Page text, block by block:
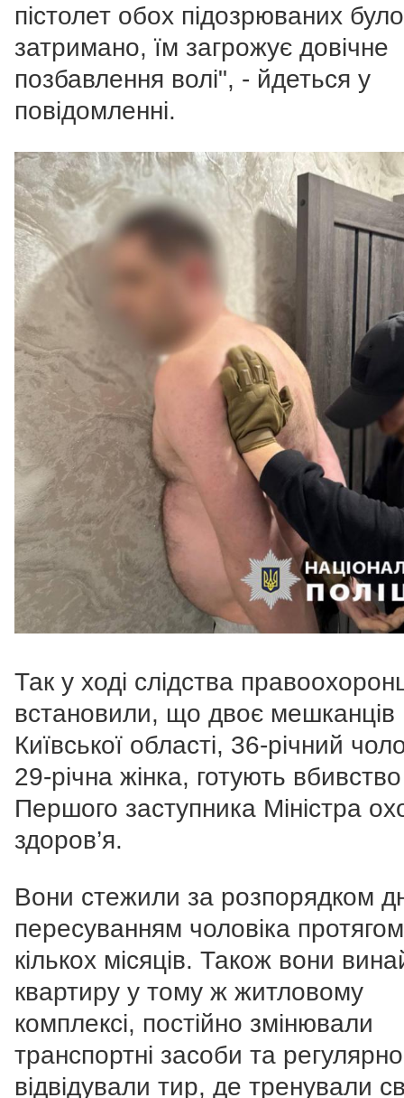
пістолет обох підозрюваних було
затримано, їм загрожує довічне
позбавлення волі", - йдеться у
повідомленні.
Так у ході слідства
встановили, що двоє мешканців
Київської області, 36-річний
29-річна жінка, готують вбивство
Першого заступника Міністра
здоров’я.
Вони стежили за розпорядком
пересуванням чоловіка протягом
кількох місяців. Також вони
квартиру у тому ж житловому
комплексі, постійно змінювали
транспортні засоби та регулярно
відвідували тир, де тренували